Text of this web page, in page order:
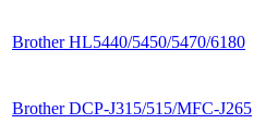
Brother HL5440/5450/5470/6180
Brother DCP-J315/515/MFC-J265